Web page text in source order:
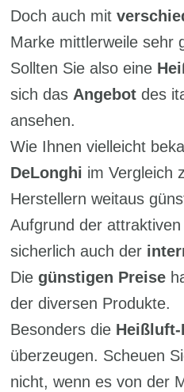
Doch auch mit
Marke mittlerweile sehr
Sollten Sie also eine
sich das Angebot des
ansehen.
Wie Ihnen vielleicht
DeLonghi im Vergleich
Herstellern weitaus
Aufgrund der attraktiven
sicherlich auch der
Die günstigen Preise
der diversen Produkte.
Besonders die
überzeugen. Scheuen
nicht, wenn es von der